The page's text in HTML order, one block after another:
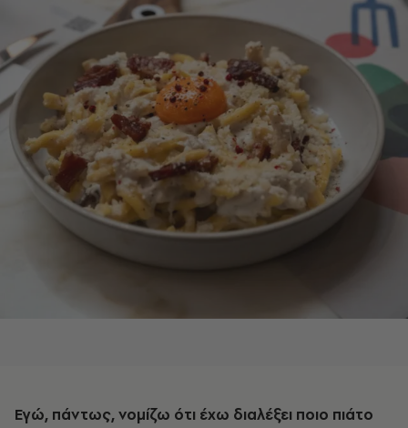
Εγώ, πάντως, νομίζω ότι έχω διαλέξει ποιο πιάτο